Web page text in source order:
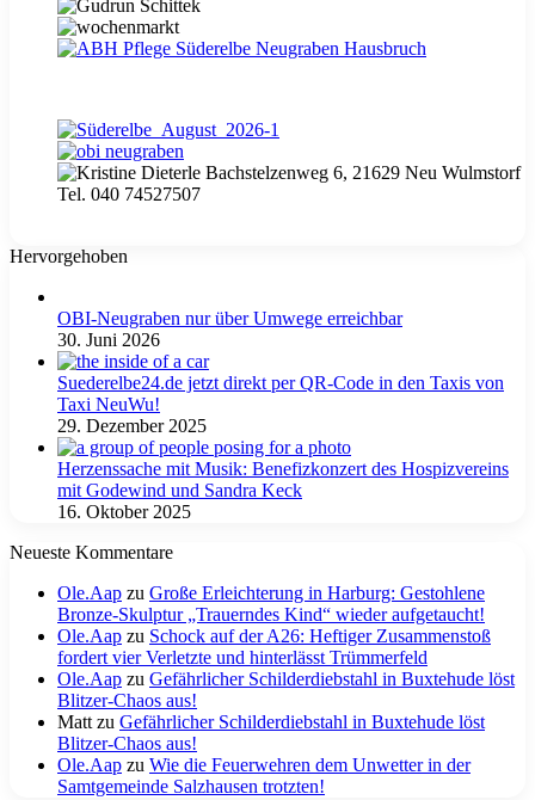
Hervorgehoben
OBI-Neugraben nur über Umwege erreichbar
30. Juni 2026
Suederelbe24.de jetzt direkt per QR-Code in den Taxis von
Taxi NeuWu!
29. Dezember 2025
Herzenssache mit Musik: Benefizkonzert des Hospizvereins
mit Godewind und Sandra Keck
16. Oktober 2025
Neueste Kommentare
Ole.Aap zu Große Erleichterung in Harburg: Gestohlene
Bronze-Skulptur „Trauerndes Kind“ wieder aufgetaucht!
Ole.Aap zu Schock auf der A26: Heftiger Zusammenstoß
fordert vier Verletzte und hinterlässt Trümmerfeld
Ole.Aap zu Gefährlicher Schilderdiebstahl in Buxtehude löst
Blitzer-Chaos aus!
Mattzu Gefährlicher Schilderdiebstahl in Buxtehude löst
Blitzer-Chaos aus!
Ole.Aap zu Wie die Feuerwehren dem Unwetter in der
Samtgemeinde Salzhausen trotzten!